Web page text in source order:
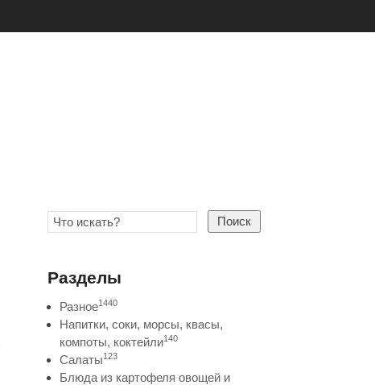
Поиск
Разделы
Разное1440
Напитки, соки, морсы, квасы,
компоты, коктейли140
Салаты123
Блюда из картофеля овощей и